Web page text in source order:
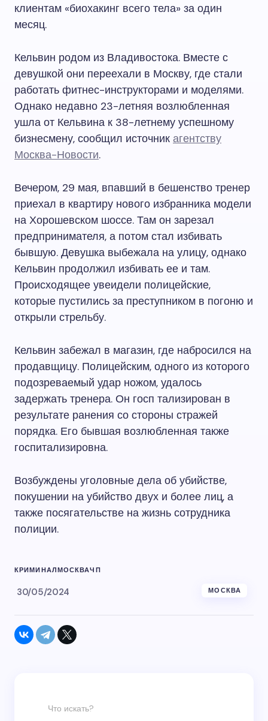
клиентам «биохакинг всего тела» за один
месяц.
Кельвин родом из Владивостока. Вместе с
девушкой они переехали в Москву, где стали
работать фитнес-инструкторами и моделями.
Однако недавно 23-летняя возлюбленная
ушла от Кельвина к 38-летнему успешному
бизнесмену, сообщил источник агентству
Москва-Новости.
Вечером, 29 мая, впавший в бешенство тренер
приехал в квартиру нового избранника модели
на Хорошевском шоссе. Там он зарезал
предпринимателя, а потом стал избивать
бывшую. Девушка выбежала на улицу, однако
Кельвин продолжил избивать ее и там.
Происходящее увеидели полицейские,
которые пустились за преступником в погоню и
открыли стрельбу.
Кельвин забежал в магазин, где набросился на
продавщицу. Полицейским, одного из которого
подозреваемый удар ножом, удалось
задержать тренера. Он госп тализирован в
результате ранения со стороны стражей
порядка. Его бывшая возлюбленная также
госпитализировна.
Возбуждены уголовные дела об убийстве,
покушении на убийство двух и более лиц, а
также посягательстве на жизнь сотрудника
полиции.
КРИМИНАЛМОСКВАЧП
30/05/2024 МОСКВА